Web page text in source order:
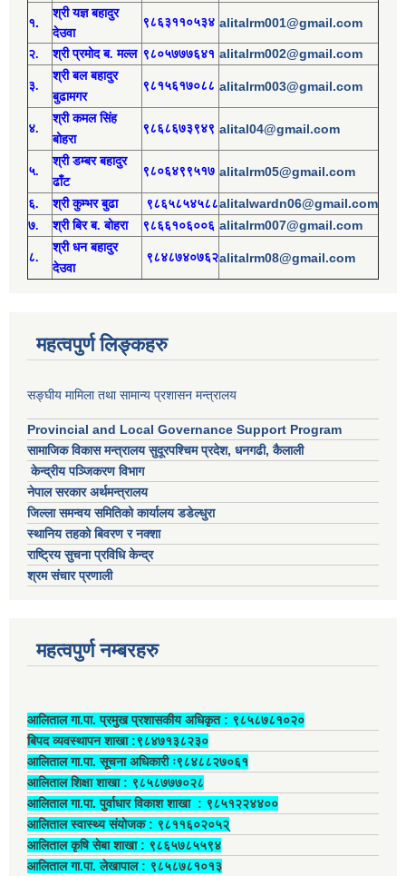
१.
श्री यज्ञ बहादुर
देउवा
९८६३११०५३४ alitalrm001@gmail.com
२. श्रीप्रमोदब. मल्ल ९८०५७७७६४१ alitalrm002@gmail.com
३.
श्रीबल बहादुर
बुढामगर
९८१५६१७०८८ alitalrm003@gmail.com
४.
श्री कमल सिंह
बोहरा
९८६८६७३९४९ alital04@gmail.com
५.
श्री डम्बर बहादुर
ढाँट
९८०६४९९५१७ alitalrm05@gmail.com
६. श्री कुम्भर बुढा ९८६५८५४५८८alitalwardn06@gmail.com
७. श्री बिर ब. बोहरा ९८६६१०६००६ alitalrm007@gmail.com
८.
श्री धन बहादुर
देउवा
९८४८७४०७६२alitalrm08@gmail.com
महत्वपुर्ण लिङ्कहरु
सङ्घीय मामिला तथा सामान्य प्रशासन मन्त्रालय
Provincial and Local Governance Support Program
सामाजिक विकास मन्त्रालय सुदूरपश्चिम प्रदेश, धनगढी, कैलाली
केन्द्रीय पञ्जिकरण विभाग
नेपाल सरकार अर्थमन्त्रालय
जिल्ला समन्वय समितिको कार्यालय डडेल्धुरा
स्थानिय तहको बिवरण र नक्शा
राष्ट्रिय सुचना प्रविधि केन्द्र
श्रम संचार प्रणाली
महत्वपुर्ण नम्बरहरु
आलिताल गा.पा. प्रमुख प्रशासकीय अधिकृत ‍: ९८५८७८१०२०
बिपद व्यवस्थापन शाखा :९८४७१३८२३०
आलिताल गा.पा. सूचना अधिकारी ः९८४८८२७०६१
आलिताल शिक्षा शाखा : ९८५८७७७०२८
आलिताल गा.पा. पुर्वाधार विकाश शाखा ‍: ९८५१२२४४००
आलिताल स्वास्थ्य संयोजक ‍: ९८११६०२०५२्
आलिताल कृषि सेबा शाखा : ९८६५७८५५९४
आलिताल गा.पा. लेखापाल ‍: ९८५८७८१०१३